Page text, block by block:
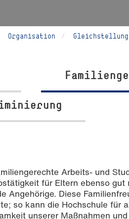
Organisation Gleichstellung
Arbeits- und
für Eltern ebenso gut
Angehörige. Diese
so kann die Hochschule für
unserer Maßnahmen und